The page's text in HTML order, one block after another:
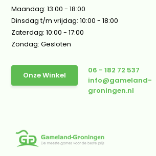
Maandag: 13:00 - 18:00
Dinsdag t/m vrijdag: 10:00 - 18:00
Zaterdag: 10:00 - 17:00
Zondag: Gesloten
Onze Winkel
06 - 182 72 537
info@gameland-
groningen.nl